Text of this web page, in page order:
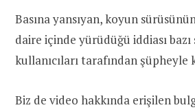
Basına yansıyan, koyun
daire içinde yürüdüğü iddiası
kullanıcıları tarafından şüpheyle
Biz de video hakkında erişilen